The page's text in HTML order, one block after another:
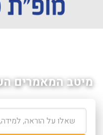
מיטב המאמרים